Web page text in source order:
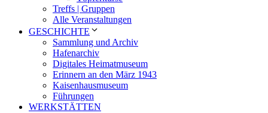
Treffs | Gruppen
Alle Veranstaltungen
GESCHICHTE
Sammlung und Archiv
Hafenarchiv
Digitales Heimatmuseum
Erinnern an den März 1943
Kaisenhausmuseum
Führungen
WERKSTÄTTEN